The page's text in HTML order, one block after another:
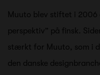
Muuto blev stiftet i 2006
perspektiv” på finsk.
stærkt for Muuto, som i
den danske